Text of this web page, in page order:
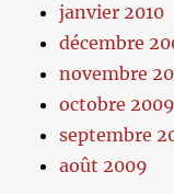
janvier 2010
décembre
novembre
octobre 2009
septembre
août 2009